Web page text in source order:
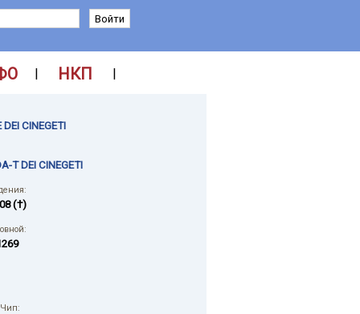
| НКП |
DEI CINEGETI
T DEI CINEGETI
(†)